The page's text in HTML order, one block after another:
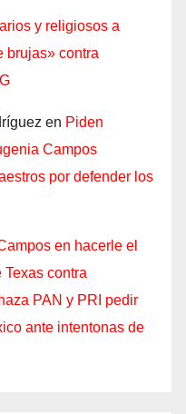
y religiosos a
brujas» contra
en Piden
Campos
por defender los
en hacerle el
contra
PAN y PRI pedir
ante intentonas de